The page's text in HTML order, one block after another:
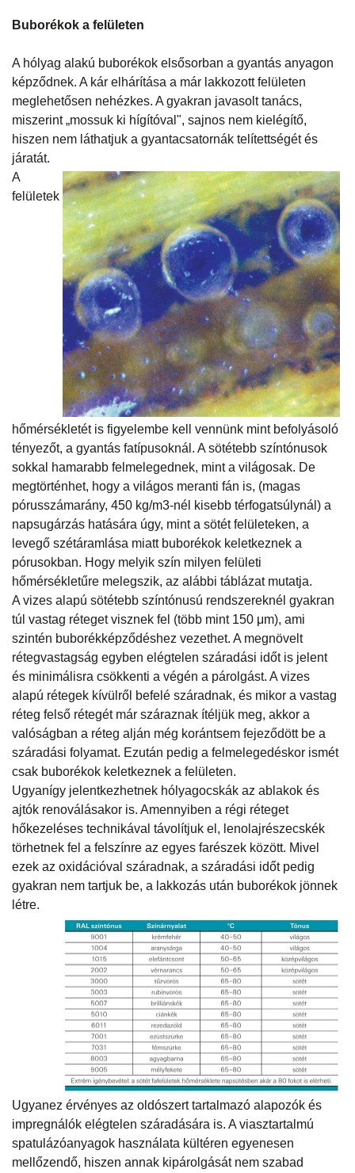
Buborékok a felületen
A hólyag alakú buborékok elsősorban a gyantás anyagon
képződnek. A kár elhárítása a már lakkozott felületen
meglehetősen nehézkes. A gyakran javasolt tanács,
miszerint „mossuk ki hígítóval", sajnos nem kielégítő,
hiszen nem láthatjuk a gyantacsatornák telítettségét és
járatát.
A
felületek
hőmérsékletét is figyelembe kell vennünk mint befolyásoló
tényezőt, a gyantás fatípusoknál. A sötétebb színtónusok
sokkal hamarabb felmelegednek, mint a világosak. De
megtörténhet, hogy a világos meranti fán is, (magas
pórusszámarány, 450 kg/m3-nél kisebb térfogatsúlynál) a
napsugárzás hatására úgy, mint a sötét felületeken, a
levegő szétáramlása miatt buborékok keletkeznek a
pórusokban. Hogy melyik szín milyen felületi
hőmérsékletűre melegszik, az alábbi táblázat mutatja.
A vizes alapú sötétebb színtónusú rendszereknél gyakran
túl vastag réteget visznek fel (több mint 150 μm), ami
szintén buborékképződéshez vezethet. A megnövelt
rétegvastagság egyben elégtelen száradási időt is jelent
és minimálisra csökkenti a végén a párolgást. A vizes
alapú rétegek kívülről befelé száradnak, és mikor a vastag
réteg felső rétegét már száraznak ítéljük meg, akkor a
valóságban a réteg alján még korántsem fejeződött be a
száradási folyamat. Ezután pedig a felmelegedéskor ismét
csak buborékok keletkeznek a felületen.
Ugyanígy jelentkezhetnek hólyagocskák az ablakok és
ajtók renoválásakor is. Amennyiben a régi réteget
hőkezeléses technikával távolítjuk el, lenolajrészecskék
törhetnek fel a felszínre az egyes farészek között. Mivel
ezek az oxidációval száradnak, a száradási időt pedig
gyakran nem tartjuk be, a lakkozás után buborékok jönnek
létre.
Ugyanez érvényes az oldószert tartalmazó alapozók és
impregnálók elégtelen száradására is. A viasztartalmú
spatulázóanyagok használata kültéren egyenesen
mellőzendő, hiszen annak kipárolgását nem szabad